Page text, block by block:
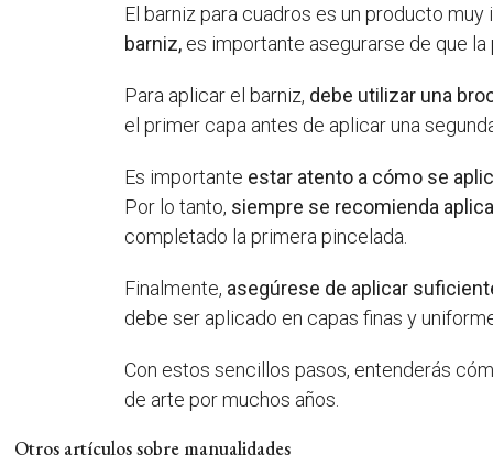
El barniz para cuadros es un producto
barniz, es importante asegurarse de que
Para aplicar el barniz, debe utilizar una
el primer capa antes de aplicar una
Es importante estar atento a cómo se
Por lo tanto, siempre se recomienda
completado la primera pincelada.
Finalmente, asegúrese de aplicar
debe ser aplicado en capas finas y
Con estos sencillos pasos, entenderás
de arte por muchos años.
Otros artículos sobre manualidades